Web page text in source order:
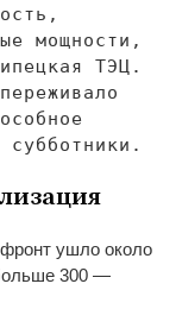
мощности,
ТЭЦ.
субботники.
фронт ушло около
300 —